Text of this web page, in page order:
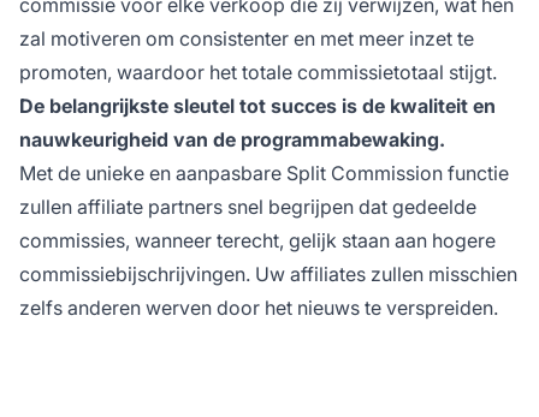
commissie voor elke verkoop die zij verwijzen, wat hen
zal motiveren om consistenter en met meer inzet te
promoten, waardoor het totale commissietotaal stijgt.
De belangrijkste sleutel tot succes is de kwaliteit en
nauwkeurigheid van de programmabewaking.
Met de unieke en aanpasbare Split Commission functie
zullen affiliate partners snel begrijpen dat gedeelde
commissies, wanneer terecht, gelijk staan aan hogere
commissiebijschrijvingen. Uw affiliates zullen misschien
zelfs anderen werven door het nieuws te verspreiden.